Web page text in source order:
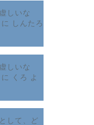
しいな
に
しんたろ
しいな
に くろ よ
して、ど